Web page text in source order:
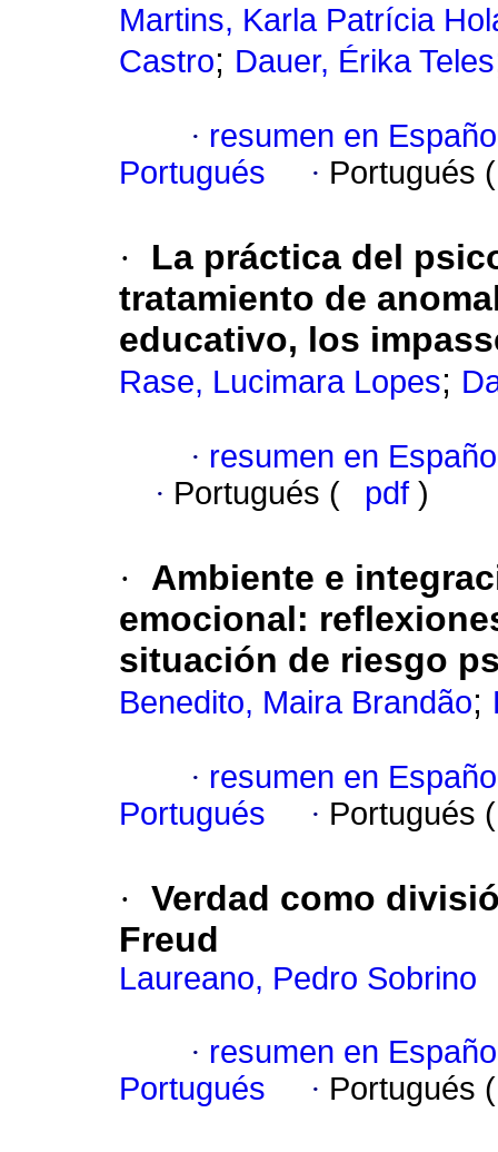
Martins, Karla Patrícia
Castro; Dauer, Érika Teles
· resumen en
Portugués
· Portugués
·
La práctica del
tratamiento de
educativo, los
Rase, Lucimara Lopes;
· resumen en
· Portugués ( pdf )
·
Ambiente e
emocional:
situación de riesgo
Benedito, Maira Brandão;
· resumen en
Portugués
· Portugués
· Verdad como
Freud
Laureano, Pedro Sobrino
· resumen en
Portugués
· Portugués